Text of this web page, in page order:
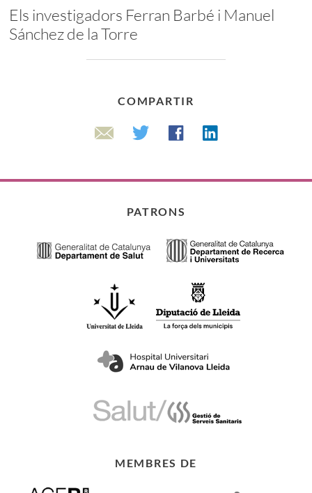
Els investigadors Ferran Barbé i Manuel
Sánchez de la Torre
COMPARTIR
Email Twitter FacebookLinkedin
PATRONS
MEMBRES DE